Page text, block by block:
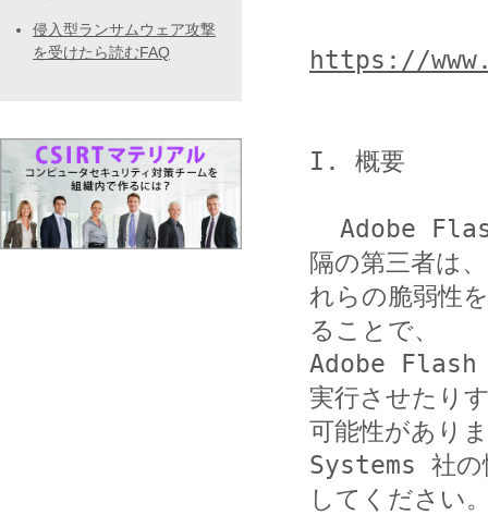
https://
I. 概要
隔の第三者は
れらの脆弱性
ることで、
Adobe Flash
実行させたり
可能性があり
Systems 社の
してください
侵入型ランサムウェア攻撃
を受けたら読むFAQ